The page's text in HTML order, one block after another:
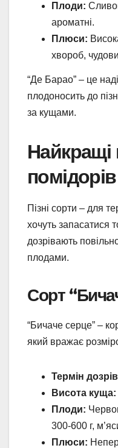
Плоди:
ароматні.
Плюси:
хвороб,
“Де Барао” – це
плодоносить до
за кущами.
Найкращі
Пізні сорти – для
хочуть запасатися
дозрівають
плодами.
Сорт
“Бичаче серце” –
який вражає
Термін
Висота куща:
Плоди:
300-600 г,
Плюси: